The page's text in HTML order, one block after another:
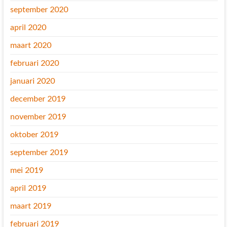
september 2020
april 2020
maart 2020
februari 2020
januari 2020
december 2019
november 2019
oktober 2019
september 2019
mei 2019
april 2019
maart 2019
februari 2019